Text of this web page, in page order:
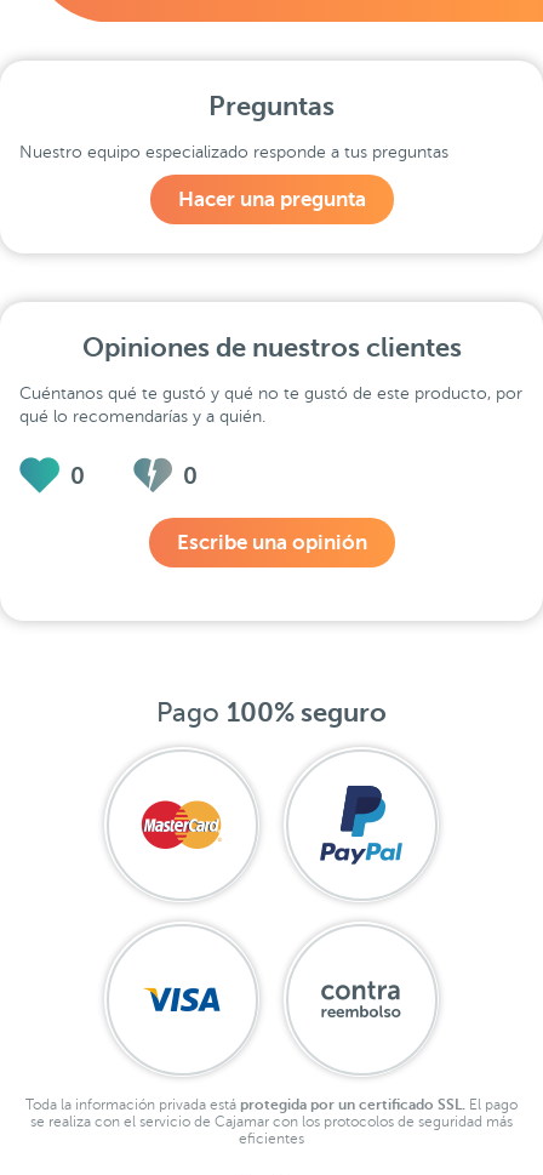
Preguntas
Nuestro equipo especializado responde a tus preguntas
Hacer una pregunta
Opiniones de nuestros clientes
Cuéntanos qué te gustó y qué no te gustó de este producto, por
qué lo recomendarías y a quién.
0 0
Escribe una opinión
Pago 100% seguro
Toda la información privada está protegida por un certificado SSL. El pago
se realiza con el servicio de Cajamar con los protocolos de seguridad más
eficientes